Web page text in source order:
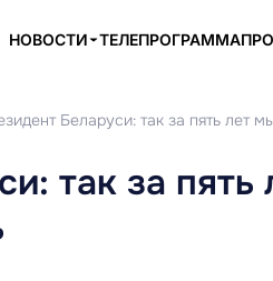
НОВОСТИ ТЕЛЕПРОГРАММА
Беларуси: так за пять лет
так за